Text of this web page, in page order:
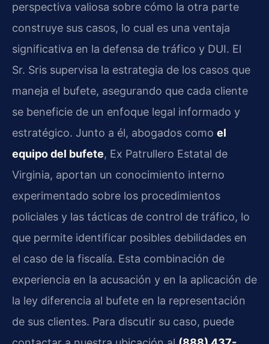
perspectiva valiosa sobre cómo la otra parte
construye sus casos, lo cual es una ventaja
significativa en la defensa de tráfico y DUI. El
Sr. Sris supervisa la estrategia de los casos que
maneja el bufete, asegurando que cada cliente
se beneficie de un enfoque legal informado y
estratégico. Junto a él, abogados como el
equipo del bufete, Ex Patrullero Estatal de
Virginia, aportan un conocimiento interno
experimentado sobre los procedimientos
policiales y las tácticas de control de tráfico, lo
que permite identificar posibles debilidades en
el caso de la fiscalía. Esta combinación de
experiencia en la acusación y en la aplicación de
la ley diferencia al bufete en la representación
de sus clientes. Para discutir su caso, puede